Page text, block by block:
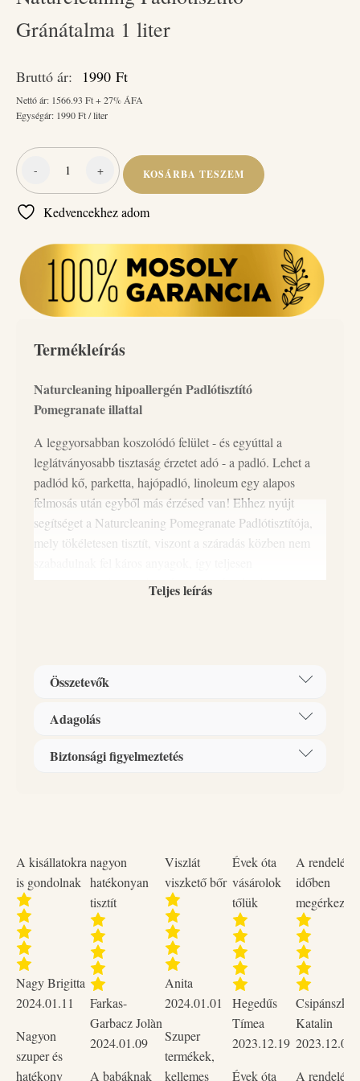
Gránátalma 1 liter
Bruttó ár: 1990 Ft
Nettó ár: 1566.93 Ft + 27% ÁFA
Egységár: 1990Ft / liter
-
Naturcleaning
Gránátalma
mennyiség
+ KOSÁRBA TESZEM
Kedvencekhez adom
Termékleírás
Naturcleaning hipoallergén Padlótisztító
Pomegranate illattal
A leggyorsabban koszolódó felület - és egyúttal a
leglátványosabb tisztaság érzetet adó - a padló. Lehet a
padlód kő, parketta, hajópadló, linoleum egy alapos
felmosás után egyből más érzésed van! Ehhez nyújt
segítséget a Naturcleaning Pomegranate Padlótisztítója,
mely tökéletesen tisztít, viszont a száradás közben nem
biztonságosan használható kisgyermekes házban, vagy
VEGÁN
Alkalmazható: fa padlólap, járólap, csempe, márvány,
padló tisztítására.
Teljes leírás
Összetevők
Összetevők:
illatanyag, tartósítószer (Phenoxyethanol).
Adagolás
Használat: Öntsön 1-2 kupaknyi padlótisztító 5 liter
Biztonsági figyelmeztetés
öblítés folytatása. Ha a szemirritáció nem múlik el:
orvosi ellátást kell kérni.
A kisállatokra
is gondolnak
Nagy Brigitta
2024.01.11
Nagyon
szuper és
hatékony
nagyon
hatékonyan
tisztít
Farkas-
Garbacz Jolàn
2024.01.09
A babáknak
Viszlát
viszkető bőr
Anita
2024.01.01
Szuper
termékek,
kellemes
Évek óta
vásárolok
tőlük
Hegedűs
Tímea
2023.12.19
Évek óta
A
időben
megérkezett
Csipánszky
Katalin
2023.12.02
A